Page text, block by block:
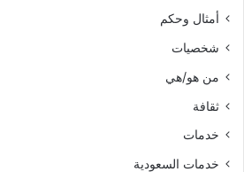
أمثال وحكم
شخصيات
من هو/هي
ثقافة
خدمات
خدمات السعودية